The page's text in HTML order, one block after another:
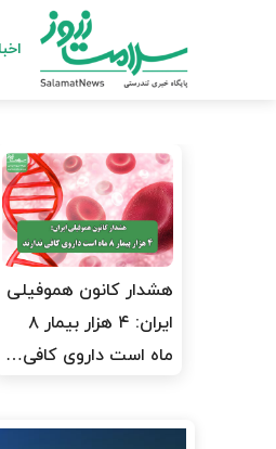
هشدار کانون هموفیلی
ایران: ۴ هزار بیمار ۸
ماه است داروی کافی…